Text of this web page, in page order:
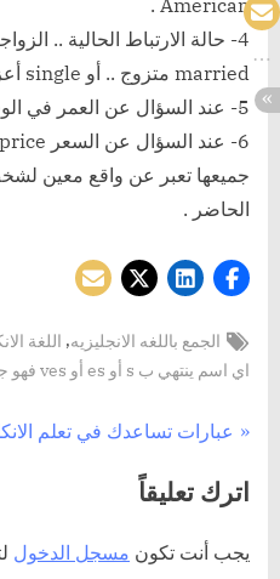
American .
married متزوج .. أو single أعزب .
5- عند السؤال عن العمر في الوقت الحاضر .
6- عند السؤال عن السعر price في الوقت الحاضر .
جميعها تعبر عن واقع معين
الحاضر .
Tags:
الجمع باللغه الانجليزيه, اللغة
اي اسم ينتهي ب s أو es أو ves فهو جمع
تصفّح
المقالات
P
e
i
عبارات تساعدك في تعلم
اترك تعليقاً
يجب أنت تكون مسجل الدخول